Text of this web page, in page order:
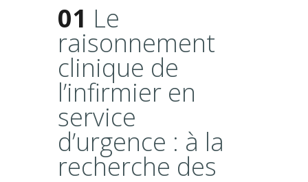
01 Le
raisonnement
clinique de
l’infirmier en
service
d’urgence : à la
recherche des